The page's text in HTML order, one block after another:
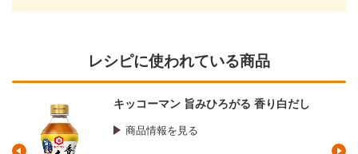
レシピに使われている商品
キッコーマン 旨みひろがる 香り白だし
商品情報を見る